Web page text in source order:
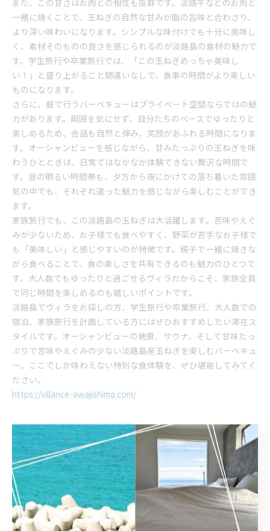
また、この甘さはお肉との相性も抜群です。淡路牛などのお肉と
一緒に焼くことで、玉ねぎの自然な甘みが脂の旨味と合わさり、
より深い味わいになります。シンプルな味付けでも十分に美味し
く、素材そのものの良さを感じられるのが淡路島の食材の魅力で
す。学生旅行や卒業旅行では、「この玉ねぎめっちゃ美味し
い！」と盛り上がること間違いなしで、食事の時間がより楽しい
ものになります。
さらに、庭で行うバーベキューはプライベート空間ならではの魅
力があります。周囲を気にせず、自分たちのペースでゆったりと
楽しめるため、会話も自然と弾み、笑顔があふれる時間になりま
す。オーシャンビューを感じながら、甘みたっぷりの玉ねぎを味
わうひとときは、日常ではなかなか体験できない贅沢な時間で
す。昼の明るい時間帯も、夕方から夜にかけての落ち着いた雰囲
気の中でも、それぞれ違った魅力を感じながら楽しむことができ
ます。
家族旅行でも、この淡路島の玉ねぎは大活躍します。苦味やえぐ
みが少ないため、お子様でも食べやすく、野菜が苦手なお子様で
も「美味しい」と感じやすいのが特徴です。親子で一緒に焼きな
がら食べることで、食の楽しさを共有できるのも魅力のひとつで
す。大人数でもゆったりと過ごせるヴィラだからこそ、家族全員
で同じ時間を楽しめるのも嬉しいポイントです。
淡路島でヴィラをお探しの方、学生旅行や卒業旅行、大人数での
宿泊、家族旅行を計画している方にはぜひおすすめしたい滞在ス
タイルです。オーシャンビューの絶景、サウナ、そして甘味たっ
ぷりで苦味やえぐみの少ない淡路島産玉ねぎを楽しむバーベキュ
ー。ここでしか味わえない特別な食体験を、ぜひ堪能してみてく
ださい。
https://villance-awajishima.com/
--------------------------------------------------------------------
--
ヴィランス淡路島
住所 : 兵庫県洲本市由良町由良7-1
電話番号 :​090-5764-1776
大人数で淡路島に宿泊できる場所